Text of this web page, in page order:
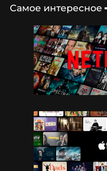
исполнят
Самое интересное